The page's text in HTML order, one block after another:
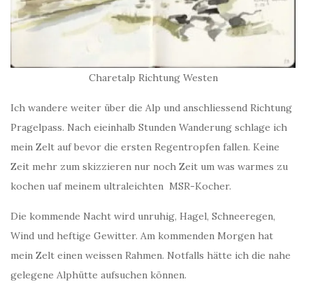
Charetalp Richtung Westen
Ich wandere weiter über die Alp und anschliessend Richtung
Pragelpass. Nach eieinhalb Stunden Wanderung schlage ich
mein Zelt auf bevor die ersten Regentropfen fallen. Keine
Zeit mehr zum skizzieren nur noch Zeit um was warmes zu
kochen uaf meinem ultraleichten MSR-Kocher.
Die kommende Nacht wird unruhig, Hagel, Schneeregen,
Wind und heftige Gewitter. Am kommenden Morgen hat
mein Zelt einen weissen Rahmen. Notfalls hätte ich die nahe
gelegene Alphütte aufsuchen können.